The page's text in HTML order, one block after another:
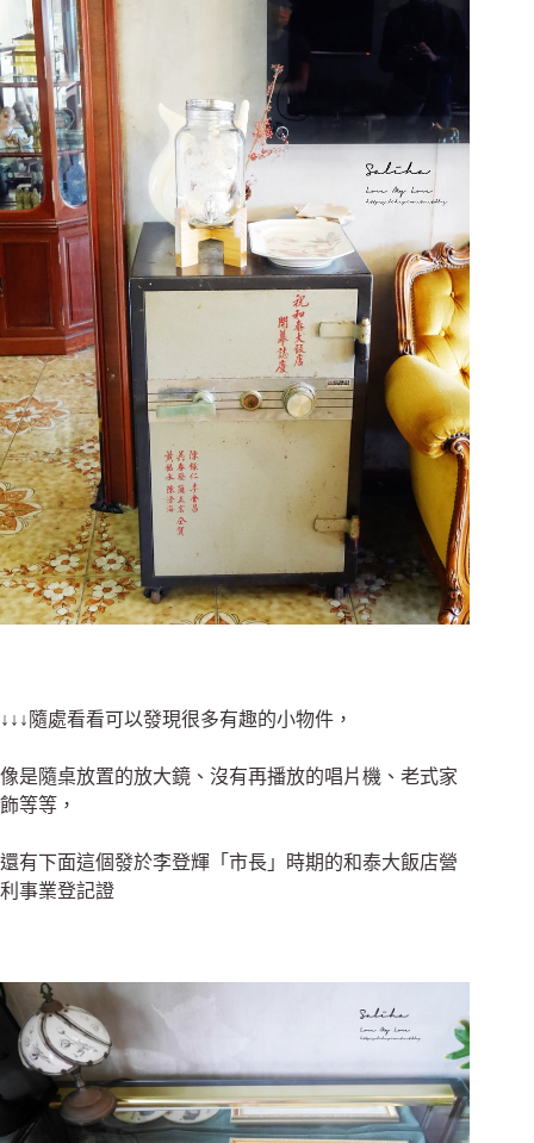
↓↓↓隨處看看可以發現很多有趣的小物件，
像是隨桌放置的放大鏡、沒有再播放的唱片機、老式家
飾等等，
還有下面這個發於李登輝「市長」時期的和泰大飯店營
利事業登記證